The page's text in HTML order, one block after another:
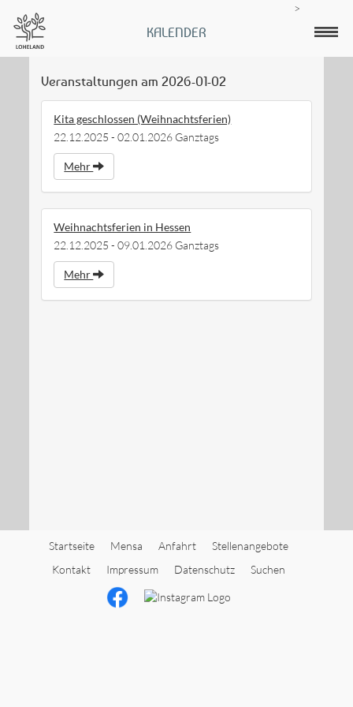
KALENDER
>
Veranstaltungen am 2026-01-02
Kita geschlossen (Weihnachtsferien)
22.12.2025 - 02.01.2026 Ganztags
Mehr
Weihnachtsferien in Hessen
22.12.2025 - 09.01.2026 Ganztags
Mehr
Startseite Mensa Anfahrt
Stellenangebote
Kontakt
Impressum Datenschutz Suchen